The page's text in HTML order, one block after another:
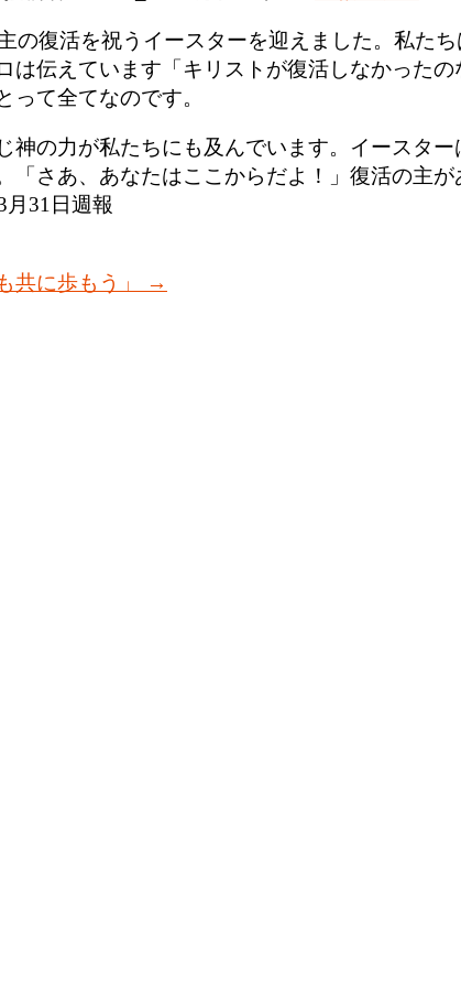
の復活を祝うイースターを迎えました。私た
は伝えています「キリストが復活しなかった
て全てなのです。
の力が私たちにも及んでいます。イースタ
さあ、あなたはここからだよ！」復活の主
31日週報
共に歩もう」
→